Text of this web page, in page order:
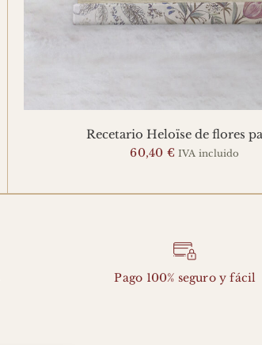
Recetario Heloïse de flores
60,40 € IVA incluido
Pago 100% seguro y fácil